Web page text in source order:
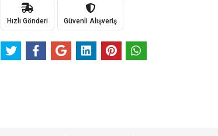
Hızlı Gönderi Güvenli Alışveriş